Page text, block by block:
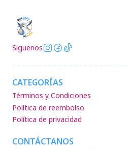
Síguenos
CATEGORÍAS
Términos y Condiciones
Política de reembolso
Política de privacidad
CONTÁCTANOS